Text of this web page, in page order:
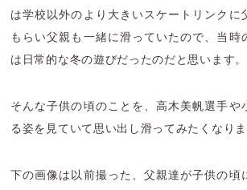
は学校以外のより大きいスケートリンクに
もらい父親も一緒に滑っていたので、当時
は日常的な冬の遊びだったのだと思います。
そんな子供の頃のことを、高木美帆選手や
る姿を見ていて思い出し滑ってみたくなりま
下の画像は以前撮った、父親達が子供の頃